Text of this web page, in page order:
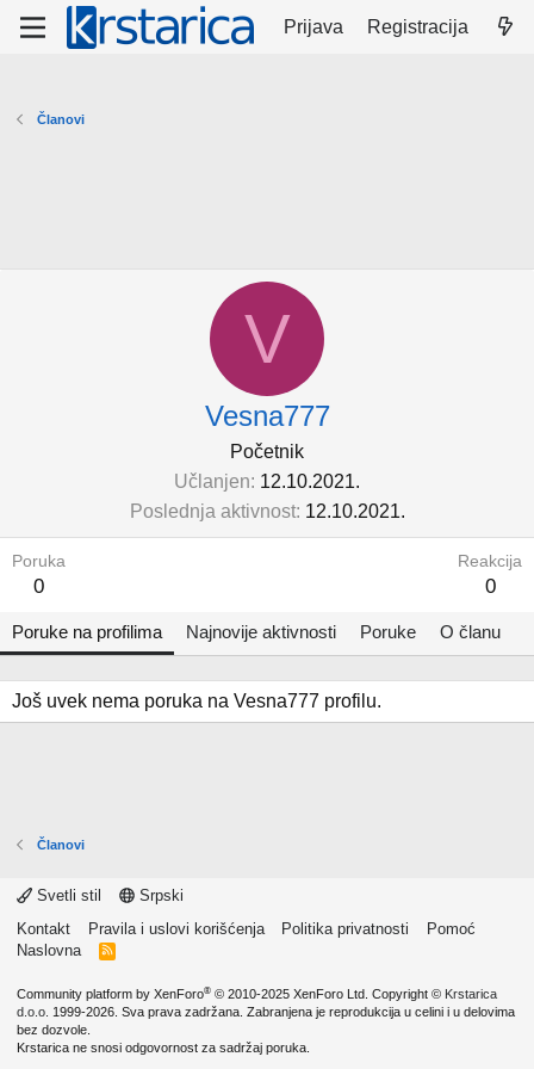
Prijava Registracija
Članovi
V
Vesna777
Početnik
Učlanjen 12.10.2021.
Poslednja aktivnost 12.10.2021.
Poruka
0
Reakcija
0
Poruke na profilima Najnovije aktivnosti Poruke O članu
Još uvek nema poruka na Vesna777 profilu.
Članovi
Svetli stil
Srpski
Kontakt
Pravila i uslovi korišćenja Politika privatnosti
Pomoć
Naslovna
R
Community platform by XenForo® © 2010-2025 XenForo Ltd. Copyright © Krstarica
d.o.o. 1999-2026. Sva prava zadržana. Zabranjena je reprodukcija u celini i u delovima
bez dozvole.
Krstarica ne snosi odgovornost za sadržaj poruka.